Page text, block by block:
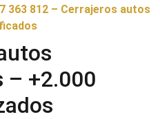
363 812 – Cerrajeros autos
– +2.000